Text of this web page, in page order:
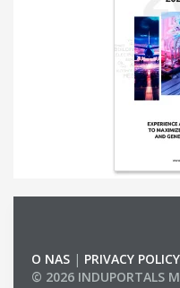
O NAS | PRIVACY POLICY
© 2026 INDUPORTALS